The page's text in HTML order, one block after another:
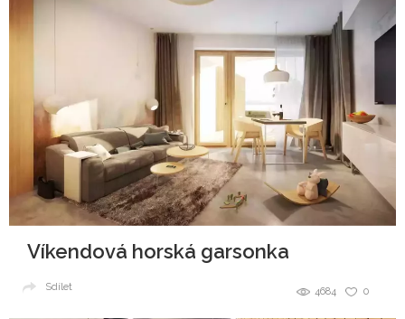
Víkendová horská garsonka
0
4684
Sdílet